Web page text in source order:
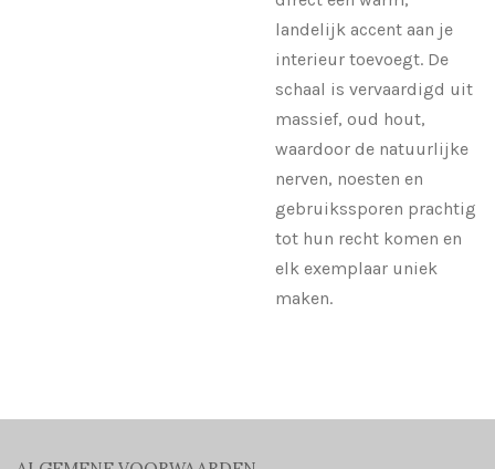
landelijk accent aan je
interieur toevoegt. De
schaal is vervaardigd uit
massief, oud hout,
waardoor de natuurlijke
nerven, noesten en
gebruikssporen prachtig
tot hun recht komen en
elk exemplaar uniek
maken.